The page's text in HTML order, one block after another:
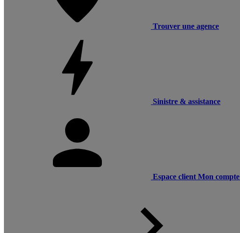
Trouver une agence
Sinistre & assistance
Espace client Mon compte